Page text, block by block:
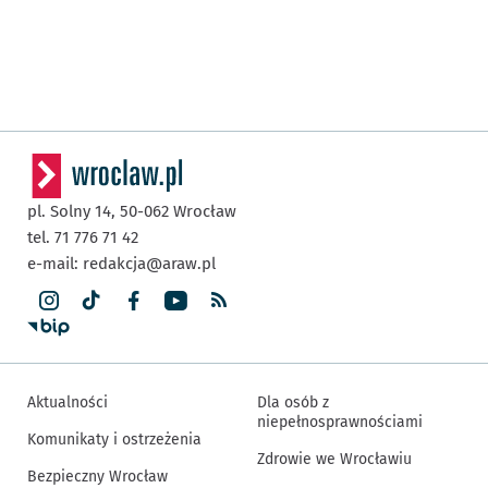
pl. Solny 14, 50-062 Wrocław
tel. 71 776 71 42
e-mail: redakcja@araw.pl
Aktualności
Komunikaty i ostrzeżenia
Bezpieczny Wrocław
Dla osób z
niepełnosprawnościami
Zdrowie we Wrocławiu